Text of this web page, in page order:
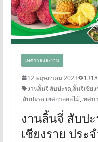
เทศกาลและงาน
12 พฤษภาคม 2023
งานลิ้นจี่ สับปะรด,ลิ้นจี่เชียง
,สับปะรด,เทศกาลผลไม้,เทศบ
งานลิ้นจี่ สับป
เชียงราย ประ